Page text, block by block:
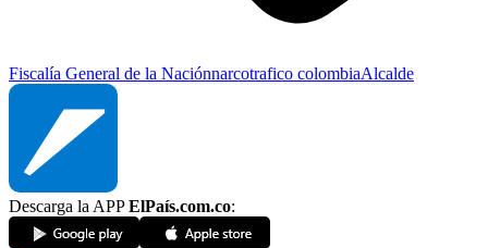
Fiscalía General de la Naciónnarcotrafico colombiaAlcalde
Descarga la APPElPaís.com.co: